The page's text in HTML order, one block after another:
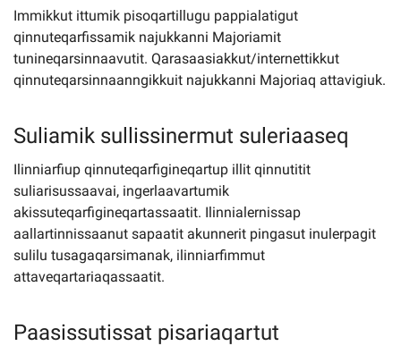
Immikkut ittumik pisoqartillugu pappialatigut
qinnuteqarfissamik najukkanni Majoriamit
tunineqarsinnaavutit. Qarasaasiakkut/internettikkut
qinnuteqarsinnaanngikkuit najukkanni Majoriaq attavigiuk.
Suliamik sullissinermut suleriaaseq
Ilinniarfiup qinnuteqarfigineqartup illit qinnutitit
suliarisussaavai, ingerlaavartumik
akissuteqarfigineqartassaatit. Ilinnialernissap
aallartinnissaanut sapaatit akunnerit pingasut inulerpagit
sulilu tusagaqarsimanak, ilinniarfimmut
attaveqartariaqassaatit.
Paasissutissat pisariaqartut